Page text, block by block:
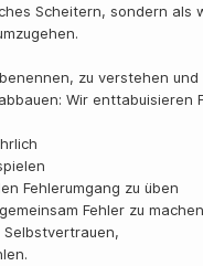
Scheitern, sondern als
zu verstehen
Wir
Fehlerumgang zu üben
Fehler zu